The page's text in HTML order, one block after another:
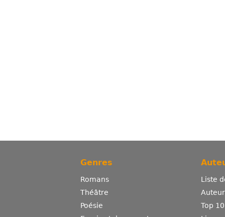
Genres
Romans
Théâtre
Poésie
Liste
Top